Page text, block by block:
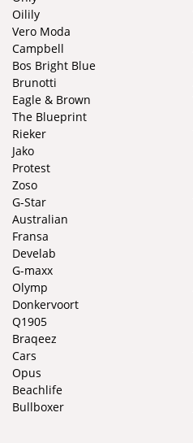
Oilily
Vero Moda
Campbell
Bos Bright Blue
Brunotti
Eagle & Brown
The Blueprint
Rieker
Jako
Protest
Zoso
G-Star
Australian
Fransa
Develab
G-maxx
Olymp
Donkervoort
Q1905
Braqeez
Cars
Opus
Beachlife
Bullboxer